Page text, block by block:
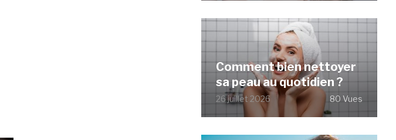
Comment bien nettoyer
sa peau au quotidien ?
26 juillet 2026 80 Vues